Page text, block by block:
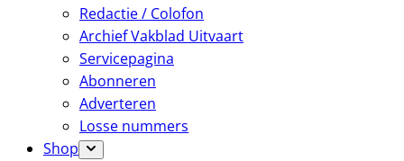
Redactie / Colofon
Archief Vakblad Uitvaart
Servicepagina
Abonneren
Adverteren
Losse nummers
Shop